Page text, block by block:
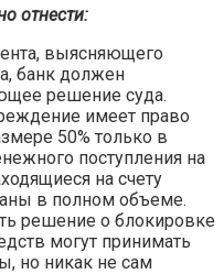
отнести:
выясняющего
банк должен
решение суда.
имеет право
50% только в
поступления на
на счету
в полном объеме.
решение о блокировке
могут принимать
но никак не сам